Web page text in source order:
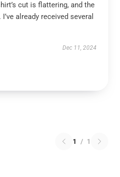
cut is flattering, and the
already received several
Dec 11, 2024
1 / 1